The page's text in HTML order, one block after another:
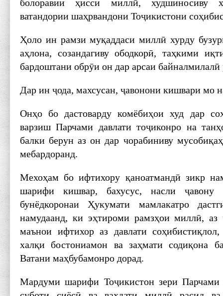
болоравии ҳисси миллӣ, худшиносиву
ватандории шаҳрвандони Тоҷикистони
Ҳоло ин рамзи муқаддаси миллӣ хурду
аҳлона, созандагиву ободкорӣ, таҳкими
бардоштани обрӯи он дар арсаи
Дар ин ҷода, махсусан, ҷавонони кишвари мо
Онҳо бо дастоварду комёбиҳои худ дар
варзиш Парчами давлати тоҷиконро на
балки берун аз он дар чорабиниву
мебардоранд.
Мехоҳам бо ифтихору қаноатмандӣ зикр
шарифи кишвар, бахусус, насли ҷавону
бунёдкоронаи Ҳукумати мамлакатро
намудаанд, ки эҳтироми рамзҳои миллӣ, аз
маънои ифтихор аз давлати
халқи бостониамон ва заҳмати содиқона
Ватани маҳбубамонро дорад.
Мардуми шарифи Тоҷикистон зери